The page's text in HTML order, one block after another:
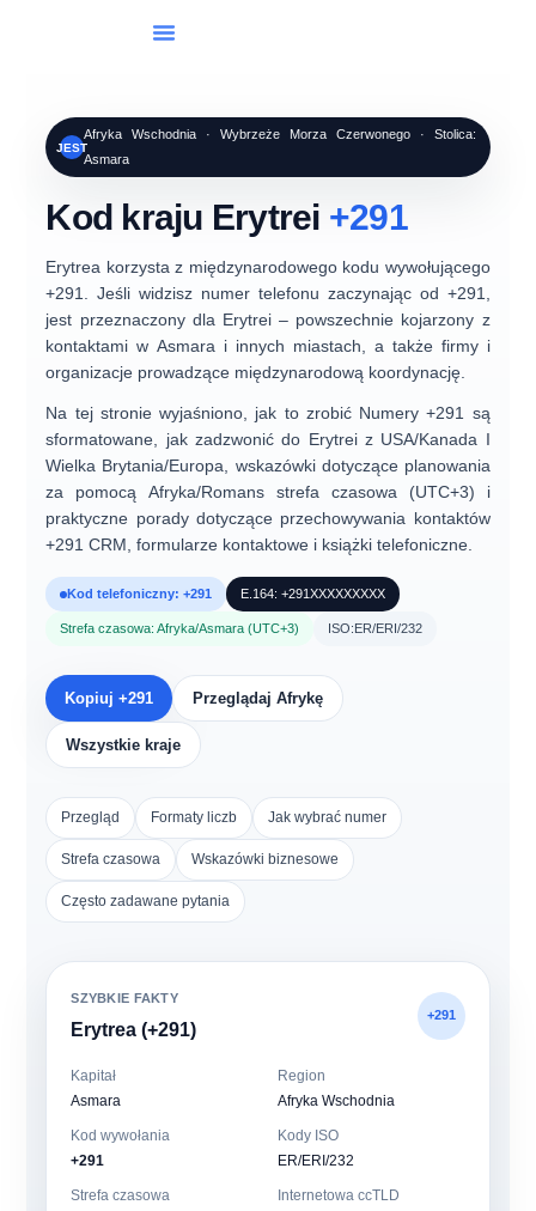
JEST
Afryka Wschodnia · Wybrzeże Morza Czerwonego · Stolica:
Asmara
Kod kraju Erytrei +291
Erytrea korzysta z międzynarodowego kodu wywołującego
+291
. Jeśli widzisz numer telefonu zaczynając od +291
jest przeznaczony dla Erytrei – powszechnie kojarzony z
kontaktami wAsmara i innych miastach, a także firmy i
organizacje prowadzące międzynarodową koordynację.
Na tej stronie wyjaśniono, jak to zrobić Numery +291 są
sformatowane , jak zadzwonić do Erytrei z USA/Kanada I
Wielka Brytania/Europa , wskazówki dotyczące planowania
za pomocąAfryka/Romans strefa czasowa (UTC+3) i
praktyczne porady dotyczące przechowywania kontaktów
+291CRM, formularze kontaktowe i książki telefoniczne
Kod telefoniczny: +291 E.164: +291XXXXXXXXX
Strefa czasowa: Afryka/Asmara (UTC+3) ISO:ER/ERI/232
Kopiuj +291 Przeglądaj Afrykę
Wszystkie kraje
Przegląd Formaty liczb Jak wybrać numer
Strefa czasowa Wskazówki biznesowe
Często zadawane pytania
SZYBKIE FAKTY
Erytrea (+291)
+291
Kapitał
Asmara
Region
Afryka Wschodnia
Kod wywołania
+291
Kody ISO
ER/ERI/232
Strefa czasowa
Internetowa ccTLD